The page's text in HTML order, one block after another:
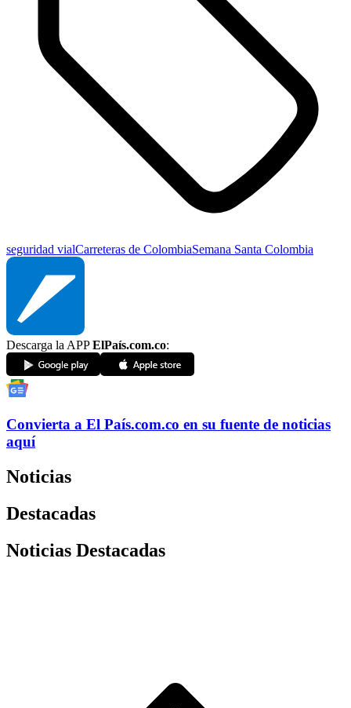
seguridad vialCarreteras de ColombiaSemana Santa Colombia
Descarga la APPElPaís.com.co:
Convierta a El País.com.co en su fuente de noticias
aquí
Noticias
Destacadas
Noticias Destacadas